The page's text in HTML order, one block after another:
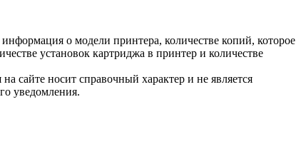
о модели принтера, количестве копий, которое
установок картриджа в принтер и количестве
сайте носит справочный характер и не является
уведомления.